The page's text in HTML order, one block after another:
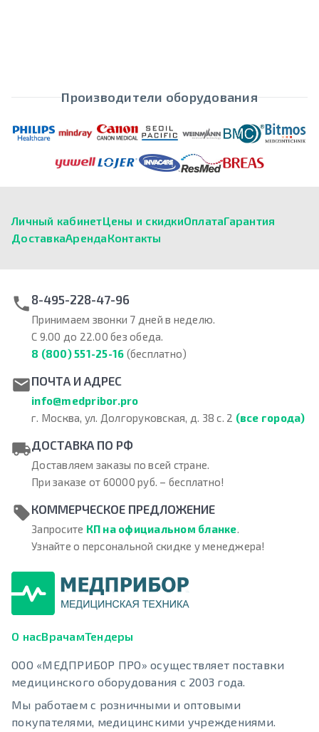
Производители оборудования
Личный кабинетЦены и скидкиОплатаГарантия
ДоставкаАрендаКонтакты
8-495-228-47-96
Принимаем звонки 7 дней в неделю.
С 9.00 до 22.00 без обеда.
8 (800) 551-25-16 (бесплатно)
ПОЧТА И АДРЕС
info@medpribor.pro
г. Москва, ул. Долгоруковская, д. 38 с. 2 (все города)
ДОСТАВКА ПО РФ
Доставляем заказы по всей стране.
При заказе от 60000 руб. – бесплатно!
КОММЕРЧЕСКОЕ ПРЕДЛОЖЕНИЕ
Запросите КП на официальном бланке.
Узнайте о персональной скидке у менеджера!
О насВрачамТендеры
ООО «МЕДПРИБОР ПРО» осуществляет поставки
медицинского оборудования с 2003 года.
Мы работаем с розничными и оптовыми
покупателями, медицинскими учреждениями.